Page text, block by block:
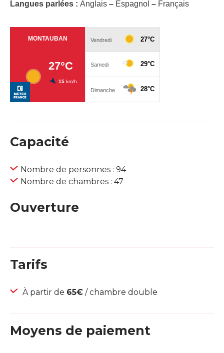
Langues parlées : Anglais – Espagnol – Français
Capacité
Nombre de personnes : 94
Nombre de chambres : 47
Ouverture
Tarifs
À partir de 65€ / chambre double
Moyens de paiement